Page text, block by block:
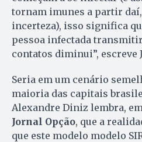
tornam imunes a partir daí,
incerteza), isso significa
pessoa infectada transmitir
contatos diminui”, escreve
Seria em um cenário
maioria das capitais
Alexandre Diniz lembra,
Jornal Opção, que a
que este modelo modelo